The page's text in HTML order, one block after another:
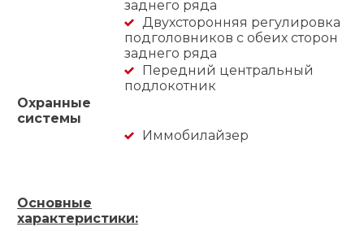
заднего ряда
Двухсторонняя регулировка
подголовников с обеих сторон
заднего ряда
Передний центральный
подлокотник
Охранные
системы
Иммобилайзер
Основные
характеристики: